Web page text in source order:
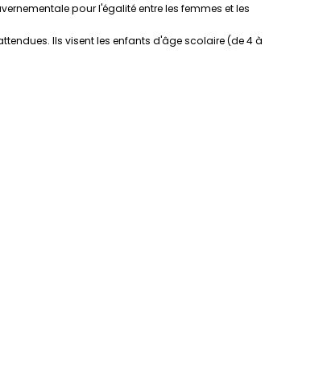
pour l'égalité entre les femmes et les
Ils visent les enfants d'âge scolaire (de 4 à